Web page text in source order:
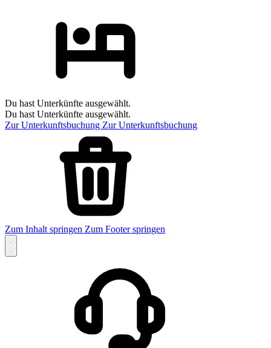
Du hast Unterkünfte ausgewählt.
Du hast Unterkünfte ausgewählt.
Zur Unterkunftsbuchung Zur Unterkunftsbuchung
Zum Inhalt springen Zum Footer springen